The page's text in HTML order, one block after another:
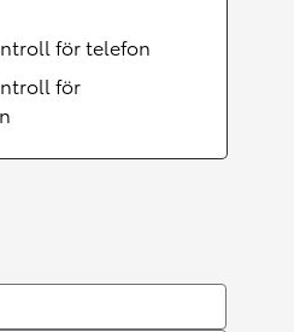
för telefon
för